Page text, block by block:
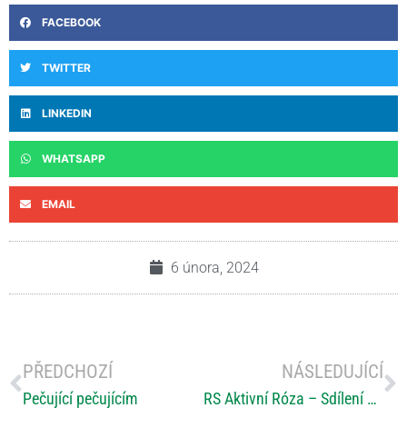
FACEBOOK
TWITTER
LINKEDIN
WHATSAPP
EMAIL
6 února, 2024
PŘEDCHOZÍ
Pečující pečujícím
NÁSLEDUJÍCÍ
RS Aktivní Róza – Sdílení společných aktivit